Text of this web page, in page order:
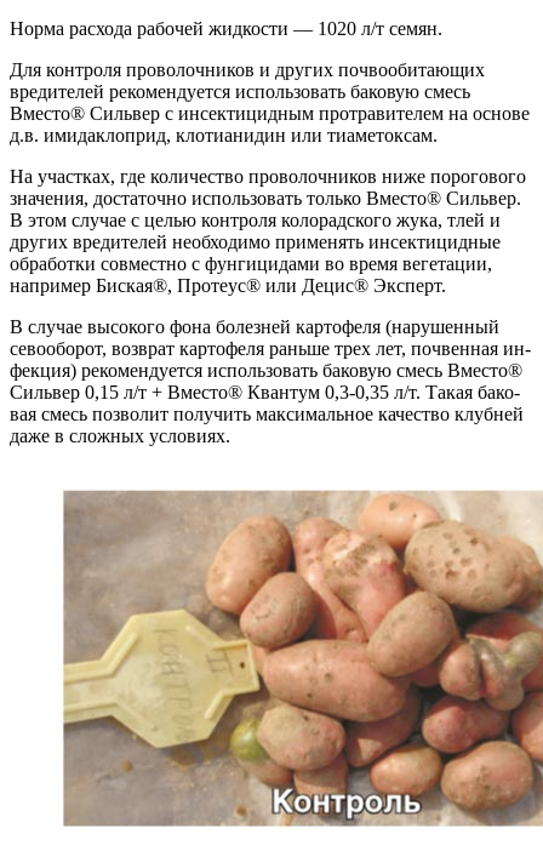
Норма расхода рабочей жидкости — 10­20 л/т семян.
Для контроля проволочников и других почвообитающих
вредителей рекоменду­ется использовать баковую смесь
Вместо® Сильвер с инсектицидным протравителем на основе
д.в. имидаклоприд, клотианидин или тиаметоксам.
На участках, где количество прово­лочников ниже порогового
значения, до­статочно использовать только Вместо® Сильвер.
В этом случае с целью контроля колорадского жука, тлей и
других вреди­телей необходимо применять инсектицид­ные
обработки совместно с фунгицидами во время вегетации,
например Биская®, Протеус® или Децис® Эксперт.
В случае высокого фона болезней кар­тофеля (нарушенный
севооборот, возврат картофеля раньше трех лет, почвенная ин­
фекция) рекомендуется использовать ба­ковую смесь Вместо®
Сильвер 0,15 л/т + Вместо® Квантум 0,3-0,35 л/т. Такая бако­
вая смесь позволит получить максималь­ное качество клубней
даже в сложных ус­ловиях.